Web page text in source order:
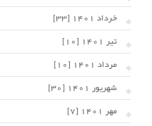
خرداد 1401 [33]
تیر 1401 [10]
مرداد 1401 [10]
شهریور 1401 [30]
مهر 1401 [7]